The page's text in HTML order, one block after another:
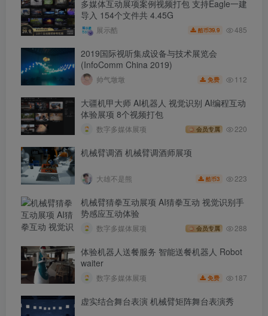
多媒体互动展项案例视频打包 支持Eagle一建
导入 154个文件共 4.45G
展示酷 酷币39.9 485
2019国际视听集成设备与技术展览会
(InfoComm China 2019)
帅气墩墩 免费 112
大疆机甲大师 AI机器人 视觉识别 AI编程互动
体验展项 8个视频打包
数字多媒体展项 会员专属 220
机械臂调酒 机械臂调酒师展项
大雄不是熊 酷币3 223
机械臂猜拳互动展项 AI猜拳互动 视觉识别手
势感应互动体验
数字多媒体展项 会员专属 288
体验机器人送餐服务 智能送餐机器人 Robot
waiter
数字多媒体展项 免费 187
虚实结合舞台表演 机械臂矩阵舞台表演秀